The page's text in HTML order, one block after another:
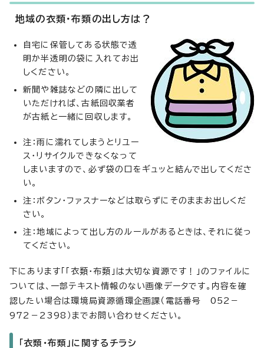
地域の衣類・布類の出し方は？
自宅に保管してある状態で透
明か半透明の袋に入れてお出
しください。
新聞や雑誌などの隣に出して
いただければ、古紙回収業者
が古紙と一緒に回収します。
注：雨に濡れてしまうとリユー
ス・リサイクルできなくなって
しまいますので、必ず袋の口をギュッと結んで出してくださ
い。
注：ボタン・ファスナーなどは取らずにそのままお出しくだ
さい。
注：地域によって出し方のルールがあるときは、それに従っ
てください。
下にあります「「衣類・布類」は大切な資源です！」のファイルに
ついては、一部テキスト情報のない画像データです。内容を確
認したい場合は環境局資源循環企画課（電話番号 052－
972－2398）までお問い合わせください。
「衣類・布類」に関するチラシ